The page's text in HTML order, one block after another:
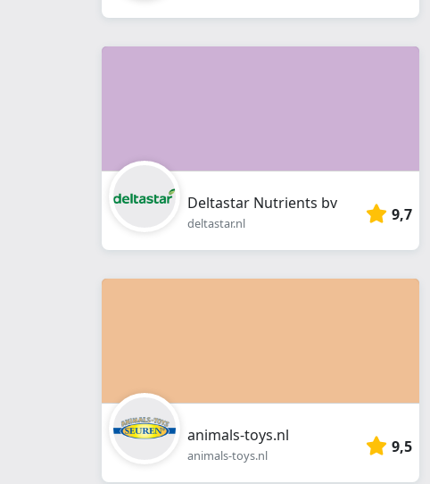
Deltastar Nutrients bv
deltastar.nl 9,7
animals-toys.nl
animals-toys.nl 9,5